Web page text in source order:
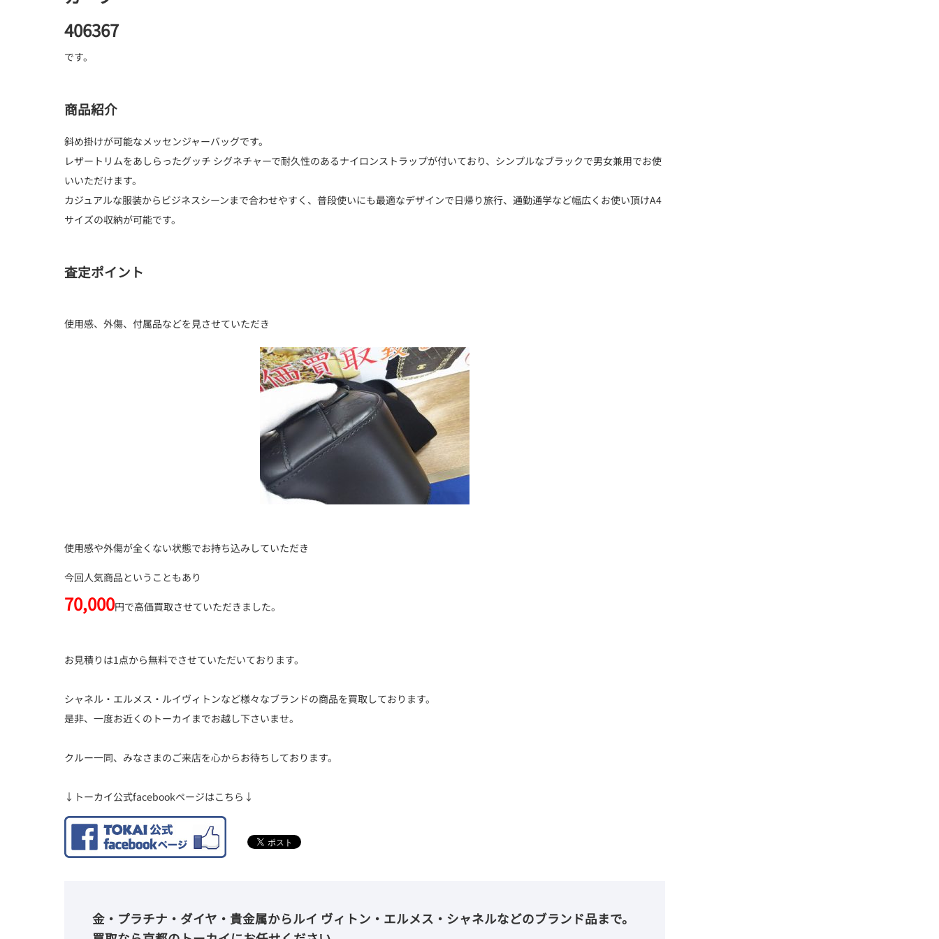
406367
です。
商品紹介
斜め掛けが可能なメッセンジャーバッグです。
レザートリムをあしらったグッチ シグネチャーで耐久性のあるナイロンストラップが付いており、シンプルなブラックで男女兼用でお使
いいただけます。
カジュアルな服装からビジネスシーンまで合わせやすく、普段使いにも最適なデザインで日帰り旅行、通勤通学など幅広くお使い頂けA4
サイズの収納が可能です。
査定ポイント
使用感、外傷、付属品などを見させていただき
使用感や外傷が全くない状態でお持ち込みしていただき
今回人気商品ということもあり
70,000円で高価買取させていただきました。
お見積りは1点から無料でさせていただいております。
シャネル・エルメス・ルイヴィトンなど様々なブランドの商品を買取しております。
是非、一度お近くのトーカイまでお越し下さいませ。
クルー一同、みなさまのご来店を心からお待ちしております。
↓トーカイ公式facebookページはこちら↓
金・プラチナ・ダイヤ・貴金属からルイ ヴィトン・エルメス・シャネルなどのブランド品まで。